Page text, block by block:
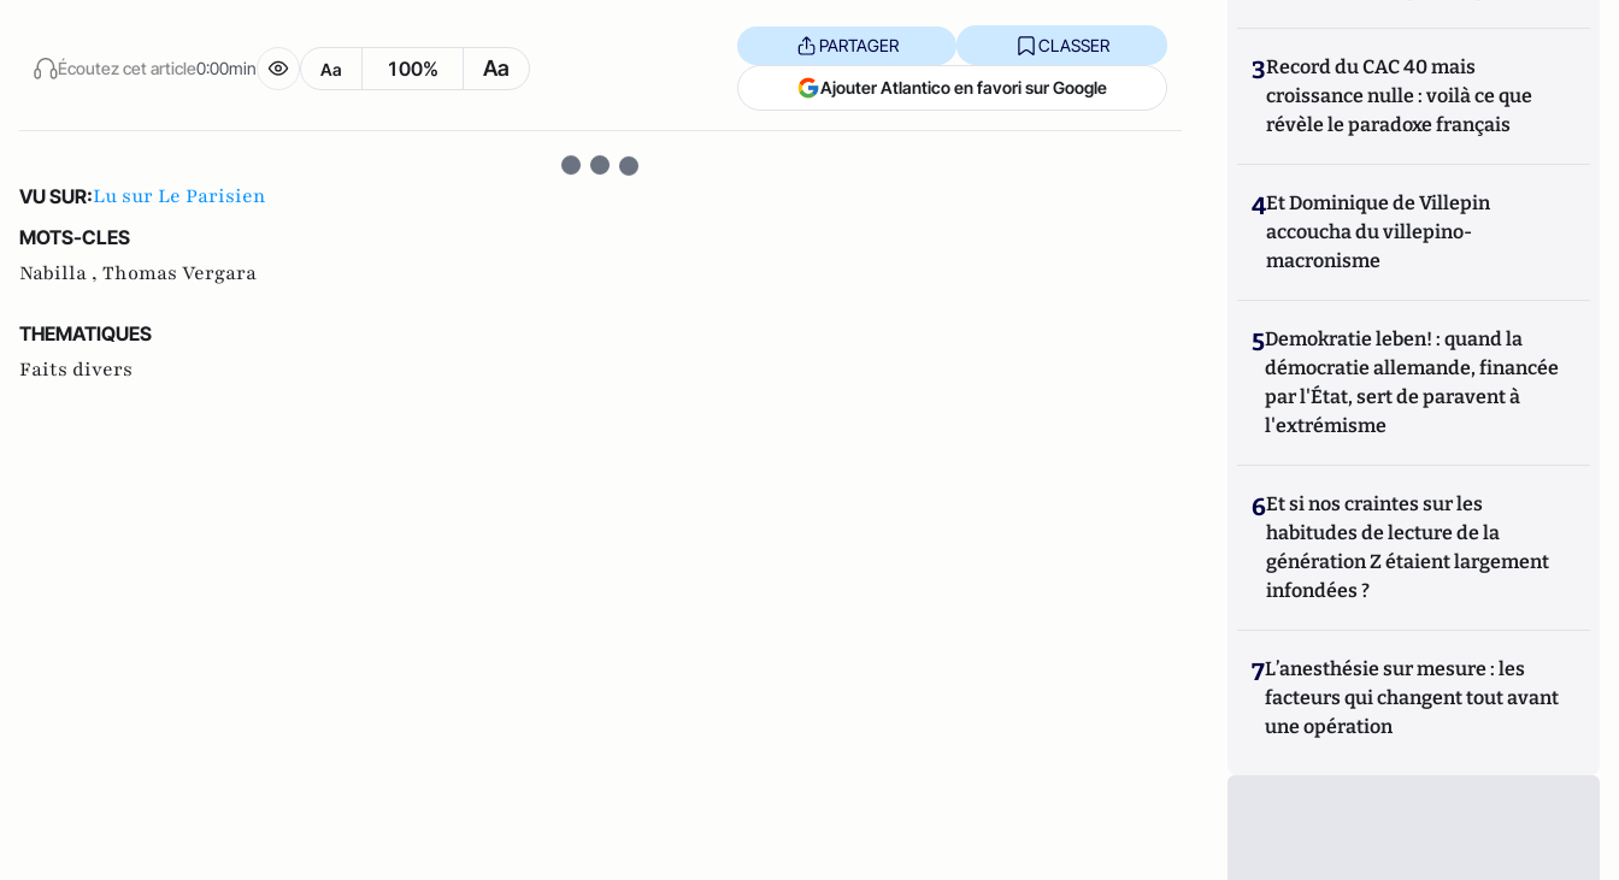
Écoutez cet article0:00min Aa 100% Aa
PARTAGER CLASSER
Ajouter Atlantico en favori sur Google
VU SUR:Lu sur Le Parisien
MOTS-CLES
Nabilla , Thomas Vergara
THEMATIQUES
Faits divers
3Record du CAC 40 mais
croissance nulle : voilà ce que
révèle le paradoxe français
4Et Dominique de Villepin
accoucha du villepino-
macronisme
5Demokratie leben! : quand la
démocratie allemande, financée
par l'État, sert de paravent à
l'extrémisme
6Et si nos craintes sur les
habitudes de lecture de la
génération Z étaient largement
infondées ?
7L’anesthésie sur mesure : les
facteurs qui changent tout avant
une opération